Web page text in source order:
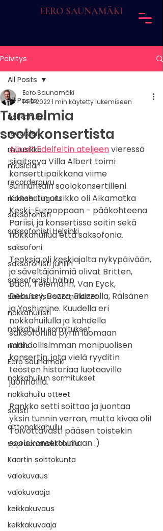
EERO SAUNAMÄKI
Päivitys
All Posts
nokkahuilu
recorder
muusikko
musician
recorderguru
nokkahuiluguru
saksofonisti
saksofonisti Helsinki
saksofoni
saksofonisti juhliin
saksofonisti häihin
saksofonisti suomalainen
nokkahuilisti
nokkahuilu sormitukset
nokkis
Eero Saunamäki
nokkahuilun sormitukset
nokkahuilu otteet
solisti
alttonokkahuilu
sopraanonokkahuilu
Kaartin soittokunta
valokuvaus
valokuvaaja
keikkakuvaus
keikkakuvaaja
All Posts
Tunnelmia
soolokonsertista
Eero Saunamäki
14.9.20221 min käytetty lukemiseen
Albert Edelfeltin ateljeen vieressä
sijaitseva Villa Albert toimi
konserttipaikkana viime
sunnuntain soolokonsertilleni.
Konsertin otsikko oli Aikamatka
Keski-Eurooppaan - pääkohteena
Pariisi, ja konsertissa soitin sekä
nokkahuilua että saksofonia.
Teoksia oli keskiajalta nykypäivään,
ja säveltäjänimiä olivat Britten,
Bach, Telemann, Van Eyck,
Debussy, Bozza, Piazzolla, Räisänen
ja Yoshimine. Kuudella eri
nokkahuilulla ja kahdella
saksofonilla pyrin luomaan
mahdollisimman monipuolisen
konsertin, jota vielä ryyditin
teosten historiaa luotaavilla
juonnoilla.
Rankka setti soittaa ja juontaa
yksin tunnin verran, mutta kivaa oli!
Toivottavasti pääsen toistekin
soolokonsertoimaan :)